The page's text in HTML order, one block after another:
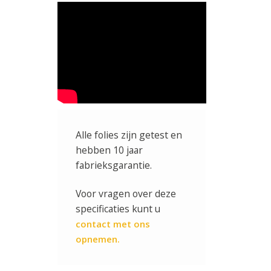
Alle folies zijn getest en
hebben 10 jaar
fabrieksgarantie.
Voor vragen over deze
specificaties kunt u
contact met ons
opnemen.